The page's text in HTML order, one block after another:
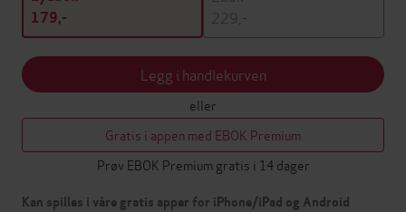
179,-
229,-
Legg i handlekurven
eller
Gratis i appen med EBOK Premium
Prøv EBOK Premium gratis i 14 dager
Kan spilles i våre gratis apper for iPhone/iPad og Android